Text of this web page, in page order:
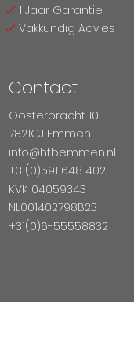
1 Jaar Garantie
Vakkundig Advies
Contact
Oosterbracht 10E
7821CJ Emmen
info@htbemmen.nl
+31(0)591 648 402
KVK 04059343
NL001402798B23
+31(0)6-55558832